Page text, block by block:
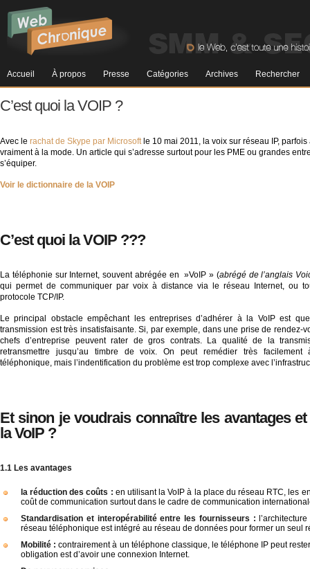
Accueil À propos Presse Catégories Archives Rechercher
C’est quoi la VOIP ?
Avec le rachat de Skype par Microsoftle 10 mai 2011, la voix sur réseau IP,
vraiment à la mode. Un article qui s’adresse surtout pour les PME ou grandes
s’équiper.
Voir le dictionnaire de la VOIP
C’est quoi la VOIP ???
La téléphonie sur Internet, souvent abrégée en »VoIP » (abrégé de l’anglais
qui permet de communiquer par voix à distance via le réseau Internet, ou
protocole TCP/IP.
Le principal obstacle empêchant les entreprises d’adhérer à la VoIP est
transmission est très insatisfaisante. Si, par exemple, dans une prise de rendez-
chefs d’entreprise peuvent rater de gros contrats. La qualité de la
retransmettre jusqu’au timbre de voix. On peut remédier très facilement
téléphonique, mais l’indentification du problème est trop complexe avec
Et sinon je voudrais connaître les avantages
la VoIP ?
1.1 Les avantages
la réduction des coûts : en utilisant la VoIP à la place du réseau RTC, les
coût de communication surtout dans le cadre de communication
Standardisation et interopérabilité entre les fournisseurs :
réseau téléphonique est intégré au réseau de données pour former un seul
Mobilité :contrairement à un téléphone classique, le téléphone IP peut
obligation est d’avoir une connexion Internet.